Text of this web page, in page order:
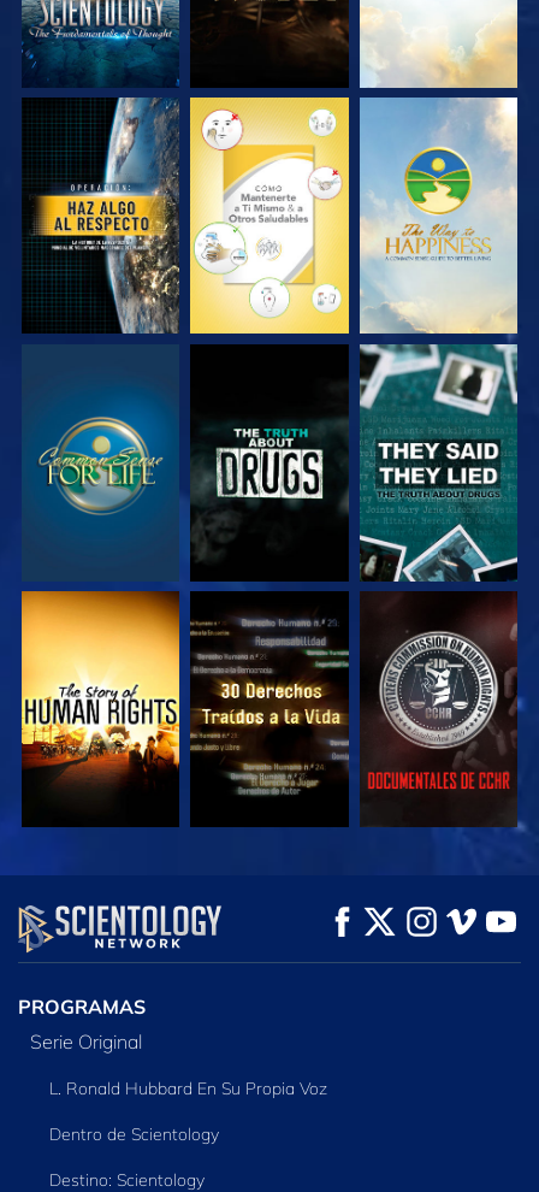
VE VE VE
VE VE
VE VE VE
VE
EXPLORA LAS
SERIES
PROGRAMAS
Serie Original
L. Ronald Hubbard En Su Propia Voz
Dentro de Scientology
Destino: Scientology